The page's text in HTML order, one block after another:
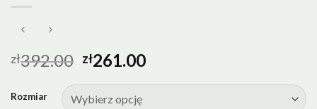
zł392.00 zł261.00
Rozmiar